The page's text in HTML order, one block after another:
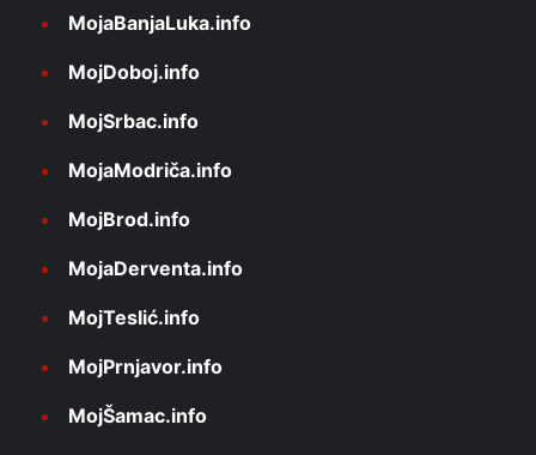
MojaBanjaLuka.info
MojDoboj.info
MojSrbac.info
MojaModriča.info
MojBrod.info
MojaDerventa.info
MojTeslić.info
MojPrnjavor.info
MojŠamac.info